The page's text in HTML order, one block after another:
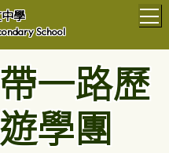
學
School
一路歷
學團